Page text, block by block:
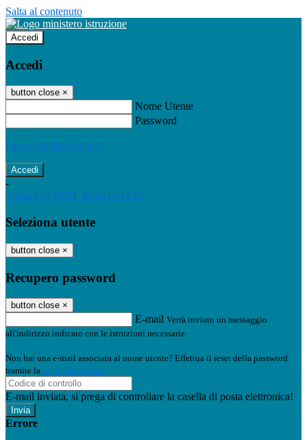
Salta al contenuto
Accedi
Accedi
button close ×
Nome Utente
Password
Password dimenticata?
-
Entra con SPID Entra con CIE
Seleziona utente
button close ×
Recupero password
button close ×
E-mail Verrà inviato un messaggio
all'indirizzo indicato con le istruzioni necessarie.
Non hai una e-mail associata al nome utente? Effettua il reset della password
tramite la Login Spaggiari
E-mail inviata, si prega di controllare la casella di posta elettronica!
Errore